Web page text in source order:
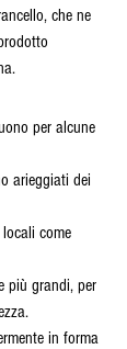
che ne
per alcune
arieggiati dei
come
più grandi, per
in forma